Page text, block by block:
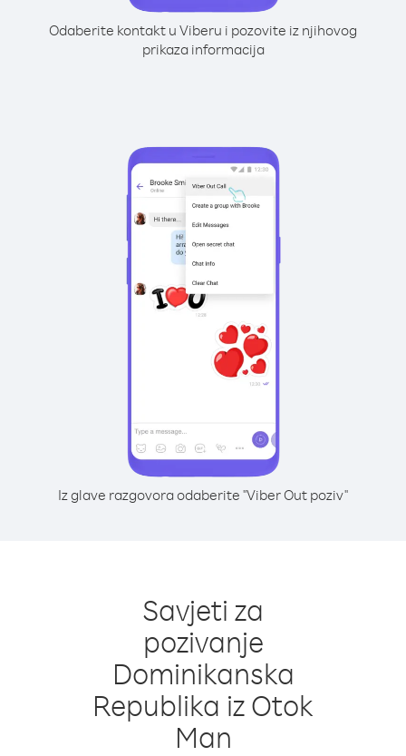
Odaberite kontakt u Viberu i pozovite iz njihovog
prikaza informacija
Iz glave razgovora odaberite "Viber Out poziv"
Savjeti za
pozivanje
Dominikanska
Republika iz Otok
Man